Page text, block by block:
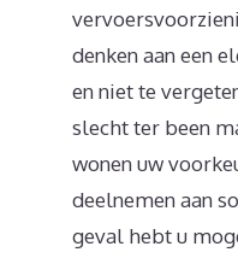
denken aan een
en niet te
slecht ter been
wonen uw
deelnemen aan
geval hebt u